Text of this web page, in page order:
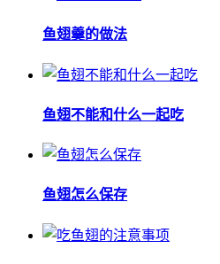
鱼翅羹的做法
鱼翅不能和什么一起吃
鱼翅怎么保存